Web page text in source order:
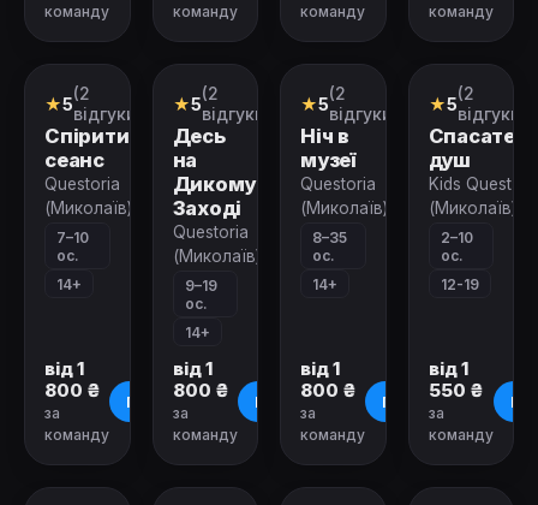
команду
команду
команду
команду
Ролевой
квест
Зачинено
★5(2
відгуки)
Спіритичний
сеанс
Questoria
(Миколаїв)
7–10
ос.
14+
від 1
800 ₴
за
команду
Про квест
Ролевой
квест
Зачинено
★5(2
відгуки)
Десь
на
Дикому
Заході
Questoria
(Миколаїв)
9–19
ос.
14+
від 1
800 ₴
за
команду
Про квест
Ролевой
квест
Зачинено
★5(2
відгуки)
Ніч в
музеї
Questoria
(Миколаїв)
8–35
ос.
14+
від 1
800 ₴
за
команду
Про квест
Квест-
анімація
Зачинено
★5(2
відгуки)
душ
Kids Quest
(Миколаїв)
2–10
ос.
12-19
від 1
550 ₴
за
команду
Зачинено Зачинено Зачинено Зачинено